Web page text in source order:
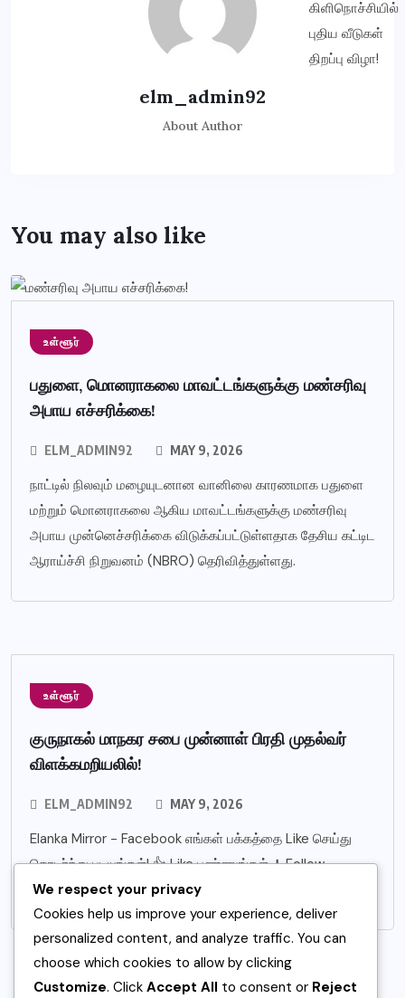
elm_admin92
About Author
You may also like
உள்ளூர்
பதுளை, மொனராகலை மாவட்டங்களுக்கு மண்சரிவு
அபாய எச்சரிக்கை!
ELM_ADMIN92 MAY 9, 2026
நாட்டில் நிலவும் மழையுடனான வானிலை காரணமாக பதுளை
மற்றும் மொனராகலை ஆகிய மாவட்டங்களுக்கு மண்சரிவு
அபாய முன்னெச்சரிக்கை விடுக்கப்பட்டுள்ளதாக தேசிய கட்டிட
ஆராய்ச்சி நிறுவனம் (NBRO) தெரிவித்துள்ளது.
உள்ளூர்
குருநாகல் மாநகர சபை முன்னாள் பிரதி முதல்வர்
விளக்கமறியலில்!
ELM_ADMIN92 MAY 9, 2026
Elanka Mirror - Facebook எங்கள் பக்கத்தை Like செய்து
தொடர்ந்து படியுங்கள்! 👍 Like பண்ணுங்கள் ➕ Follow
பண்ணுங்கள் 30 இலட்சம் ரூபாய் இலஞ்சப்
We respect your privacy
Cookies help us improve your experience, deliver
personalized content, and analyze traffic. You can
choose which cookies to allow by clicking
Customize. Click Accept All to consent or Reject